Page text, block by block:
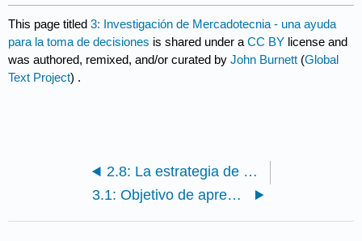
This page titled3: Investigación de Mercadotecnia - una ayuda
para la toma de decisiones is shared under aCC BY license and
was authored, remixed, and/or curated byJohn Burnett (Global
Text Project) .
2.8: La estrategia de segmentación del mercado
3.1: Objetivo de aprendizaje